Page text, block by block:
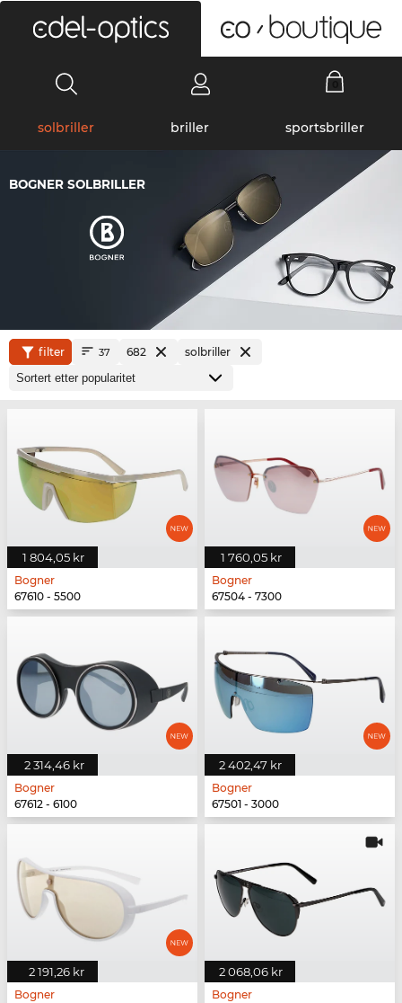
solbriller briller sportsbriller
BOGNER SOLBRILLER
filter 37 682 solbriller
1 804,05 kr
Bogner
67610 - 5500
1 760,05 kr
Bogner
67504 - 7300
2 314,46 kr
Bogner
67612 - 6100
2 402,47 kr
Bogner
67501 - 3000
2 191,26 kr
Bogner
2 068,06 kr
Bogner